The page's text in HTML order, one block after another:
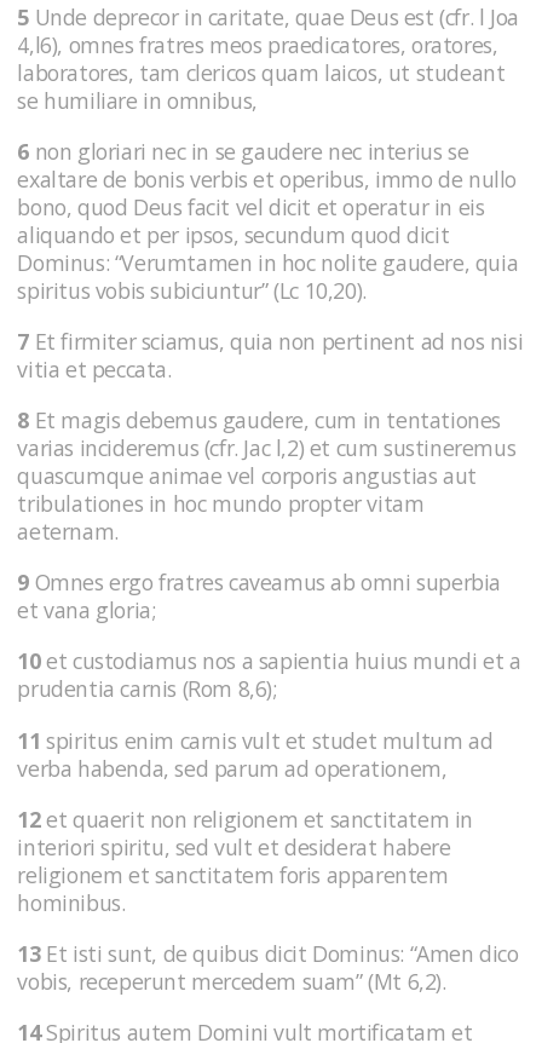
5 Unde deprecor in caritate, quae Deus est (cfr. l Joa
4,l6), omnes fratres meos praedicatores, oratores,
laboratores, tam clericos quam laicos, ut studeant
se humiliare in omnibus,
6 non gloriari nec in se gaudere nec interius se
exaltare de bonis verbis et operibus, immo de nullo
bono, quod Deus facit vel dicit et operatur in eis
aliquando et per ipsos, secundum quod dicit
Dominus: “Verumtamen in hoc nolite gaudere, quia
spiritus vobis subiciuntur” (Lc 10,20).
7 Et firmiter sciamus, quia non pertinent ad nos nisi
vitia et peccata.
8 Et magis debemus gaudere, cum in tentationes
varias incideremus (cfr. Jac l,2) et cum sustineremus
quascumque animae vel corporis angustias aut
tribulationes in hoc mundo propter vitam
aeternam.
9 Omnes ergo fratres caveamus ab omni superbia
et vana gloria;
10et custodiamus nos a sapientia huius mundi et a
prudentia carnis (Rom 8,6);
11 spiritus enim carnis vult et studet multum ad
verba habenda, sed parum ad operationem,
12et quaerit non religionem et sanctitatem in
interiori spiritu, sed vult et desiderat habere
religionem et sanctitatem foris apparentem
hominibus.
13Et isti sunt, de quibus dicit Dominus: “Amen dico
vobis, receperunt mercedem suam” (Mt 6,2).
14Spiritus autem Domini vult mortificatam et